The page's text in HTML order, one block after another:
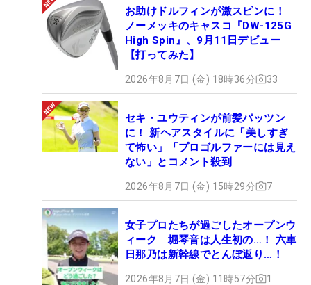
お助けドルフィンが激スピンに！
ノーメッキのキャスコ『DW-125G
High Spin』、9月11日デビュー
【打ってみた】
2026年8月7日 (金) 18時36分 33
セキ・ユウティンが前髪パッツン
に！ 新ヘアスタイルに「美しすぎ
て怖い」「プロゴルファーには見え
ない」とコメント殺到
2026年8月7日 (金) 15時29分 7
女子プロたちが過ごしたオープンウ
ィーク 堀琴音は人生初の…！ 六車
日那乃は新幹線でとんぼ返り…！
2026年8月7日 (金) 11時57分 1